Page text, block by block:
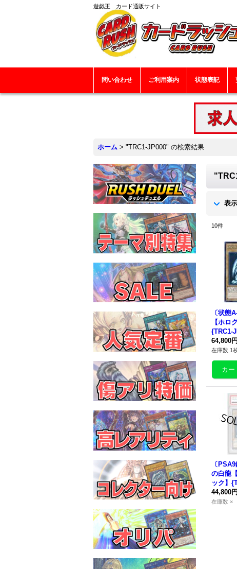
遊戯王 カード通販サイト
問い合わせ ご利用案内 状態表記
ホーム > "TRC1-JP000" の検索結果
表
10件
〔状態
【ホロ
{TRC1-
スター》
64,800円
在庫数 1
〔
の白龍
ック】{
《モン
44,800円
在庫数 ×